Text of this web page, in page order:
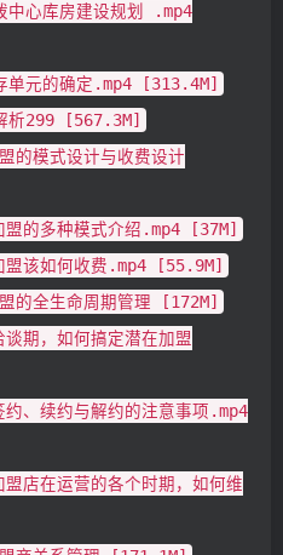
心库房建设规划 .mp4
元的确定.mp4 [313.4M]
析299 [567.3M]
模式设计与收费设计
种模式介绍.mp4 [37M]
如何收费.mp4 [55.9M]
全生命周期管理 [172M]
如何搞定潜在加盟
约与解约的注意事项.mp4
运营的各个时期，如何维